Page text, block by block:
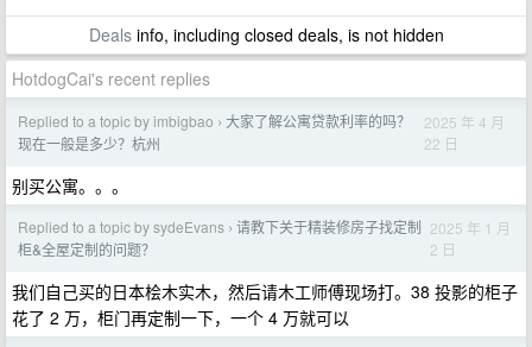
Dealsinfo, including closed deals, is not hidden
HotdogCai's recent replies
Replied to a topic by imbigbao › 大家了解公寓贷款利率的吗？
现在一般是多少？杭州
2025 年 4 月
22 日
别买公寓。。。
Replied to a topic by sydeEvans › 请教下关于精装修房子找定制
柜&全屋定制的问题？
2025 年 1 月
2 日
我们自己买的日本桧木实木，然后请木工师傅现场打。38 投影的柜子
花了 2 万，柜门再定制一下，一个 4 万就可以